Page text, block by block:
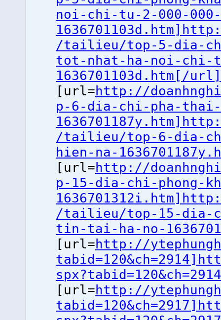
noi-chi-tu-2-000-
/tailieu/top-5-dia-
tot-nhat-ha-noi-chi-
1636701103d.htm[/url]
[url=http://
p-6-dia-chi-pha-
/tailieu/top-6-dia-
hien-na-
[url=http://
p-15-dia-chi-phong-
/tailieu/top-15-dia-
tin-tai-ha-no-
[url=http://
[url=http://